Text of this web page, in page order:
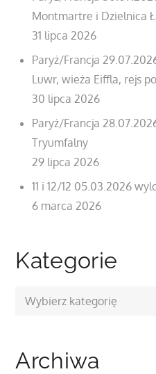
Montmartre i Dzielnica
31 lipca 2026
Paryż/Francja
Luwr, wieża Eiffla, rejs
30 lipca 2026
Paryż/Francja
Tryumfalny
29 lipca 2026
11 i 12/12 05.03.2026
6 marca 2026
Kategorie
Kategorie
Archiwa